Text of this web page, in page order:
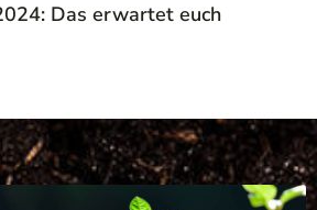
Das erwartet euch